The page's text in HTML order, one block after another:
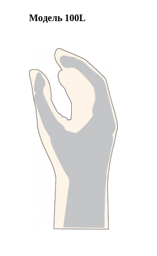
Модель 100L